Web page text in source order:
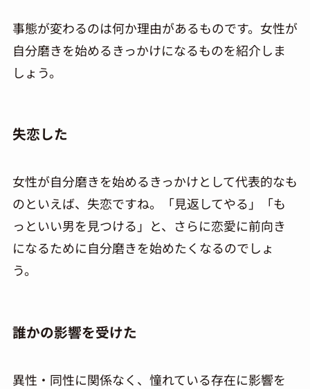
事態が変わるのは何か理由があるものです。女性が
自分磨きを始めるきっかけになるものを紹介しま
しょう。
失恋した
女性が自分磨きを始めるきっかけとして代表的なも
のといえば、失恋ですね。「見返してやる」「も
っといい男を見つける」と、さらに恋愛に前向き
になるために自分磨きを始めたくなるのでしょ
う。
誰かの影響を受けた
異性・同性に関係なく、憧れている存在に影響を